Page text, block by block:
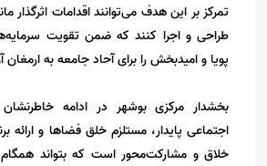
تمرکز بر این هدف می‌توانند اقدامات اثرگذار
طراحی و اجرا کنند که ضمن تقویت
پویا و امیدبخش را برای آحاد جامعه به ارمغان
بخشدار مرکزی بوشهر در ادامه
اجتماعی پایدار، مستلزم خلق فضاها و ارائه
خلاق و مشارکت‌محور است که بتواند